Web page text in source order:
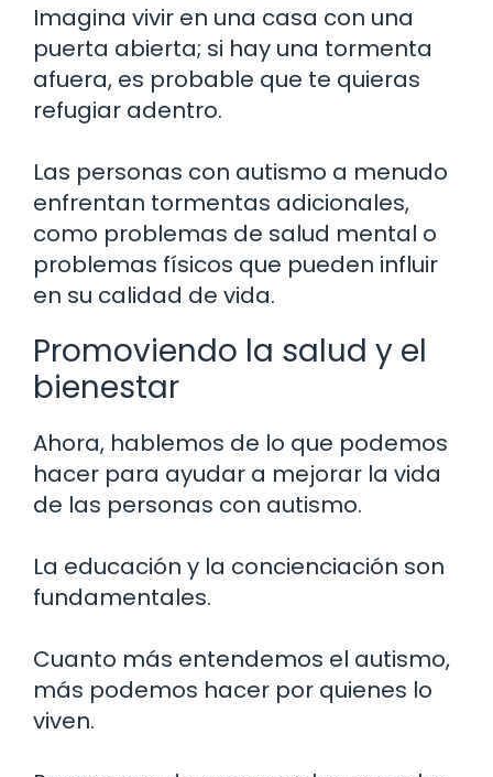
Imagina vivir en una casa con una
puerta abierta; si hay una tormenta
afuera, es probable que te quieras
refugiar adentro.
Las personas con autismo a menudo
enfrentan tormentas adicionales,
como problemas de salud mental o
problemas físicos que pueden influir
en su calidad de vida.
Promoviendo la salud y el
bienestar
Ahora, hablemos de lo que podemos
hacer para ayudar a mejorar la vida
de las personas con autismo.
La educación y la concienciación son
fundamentales.
Cuanto más entendemos el autismo,
más podemos hacer por quienes lo
viven.